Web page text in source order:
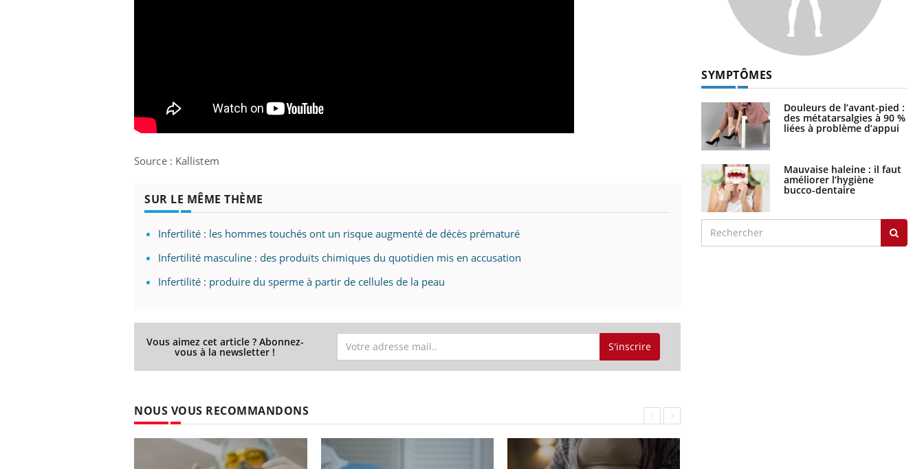
Source : Kallistem
SUR LE MÊME THÈME
Infertilité : les hommes touchés ont un risque augmenté de décès prématuré
Infertilité masculine : des produits chimiques du quotidien mis en accusation
Infertilité : produire du sperme à partir de cellules de la peau
Vous aimez cet article ? Abonnez-
vous à la newsletter ! S'inscrire
NOUS VOUS RECOMMANDONS
SYMPTÔMES
Douleurs de l’avant-pied :
des métatarsalgies à 90 %
liées à problème d’appui
Mauvaise haleine : il faut
améliorer l’hygiène
bucco-dentaire